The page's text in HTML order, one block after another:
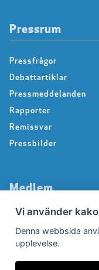
Pressrum
Pressfrågor
Debattartiklar
Pressmeddelanden
Rapporter
Remissvar
Pressbilder
Medlem
Försäkringar
Vi använder
Denna webbsida
upplevelse.